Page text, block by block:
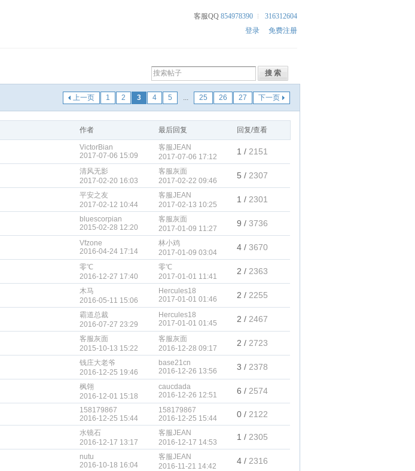
客服QQ 854978390
316312604
登录
免费注册
上一页 1 2 3 4 5 ... 25 26 27 下一页
作者 最后回复 回复/查看
VictorBian
2017-07-06 15:09
客服JEAN
2017-07-06 17:12
1 / 2151
清风无影
2017-02-20 16:03
客服灰面
2017-02-22 09:46
5 / 2307
平安之友
2017-02-12 10:44
客服JEAN
2017-02-13 10:25
1 / 2301
bluescorpian
2015-02-28 12:20
客服灰面
2017-01-09 11:27
9 / 3736
Vfzone
2016-04-24 17:14
林小鸡
2017-01-09 03:04
4 / 3670
零℃
2016-12-27 17:40
零℃
2017-01-01 11:41
2 / 2363
木马
2016-05-11 15:06
Hercules18
2017-01-01 01:46
2 / 2255
霸道总裁
2016-07-27 23:29
Hercules18
2017-01-01 01:45
2 / 2467
客服灰面
2015-10-13 15:22
客服灰面
2016-12-28 09:17
2 / 2723
钱庄大老爷
2016-12-25 19:46
base21cn
2016-12-26 13:56
3 / 2378
枫翎
2016-12-01 15:18
caucdada
2016-12-26 12:51
6 / 2574
158179867
2016-12-25 15:44
158179867
2016-12-25 15:44
0 / 2122
水镜石
2016-12-17 13:17
客服JEAN
2016-12-17 14:53
1 / 2305
nutu
2016-10-18 16:04
客服JEAN
2016-11-21 14:42
4 / 2316